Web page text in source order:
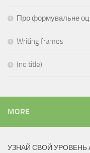
Про формувальне
Writing frames
(no title)
MORE
УЗНАЙ СВОЙ УРОВЕНЬ